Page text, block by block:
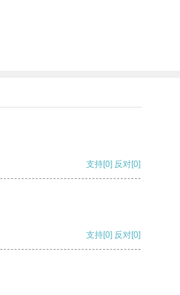
支持[0] 反对[0]
支持[0] 反对[0]